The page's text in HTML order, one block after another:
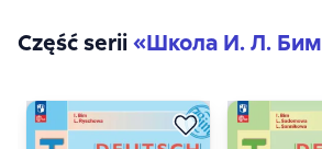
Część serii«Школа И. Л. Бим